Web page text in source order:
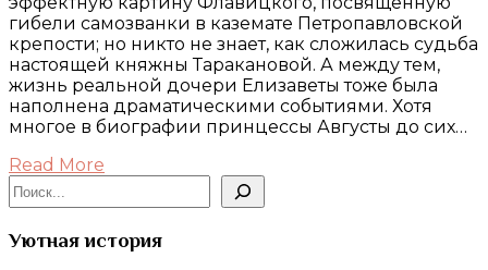
гибели самозванки в каземате Петропавловской
крепости; но никто не знает, как сложилась судьба
настоящей княжны Таракановой. А между тем,
жизнь реальной дочери Елизаветы тоже была
наполнена драматическими событиями. Хотя
многое в биографии принцессы Августы до сих…
Read More
Поиск
Уютная история